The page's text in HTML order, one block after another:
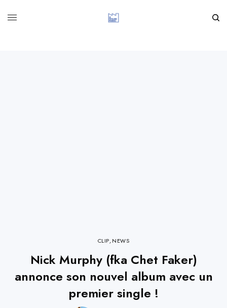
CLIP,NEWS
Nick Murphy (fka Chet Faker)
annonce son nouvel album avec un
premier single !